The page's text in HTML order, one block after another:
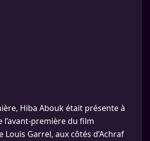
Hiba Abouk était présente à
l’avant-première du film
Louis Garrel, aux côtés d’Achraf